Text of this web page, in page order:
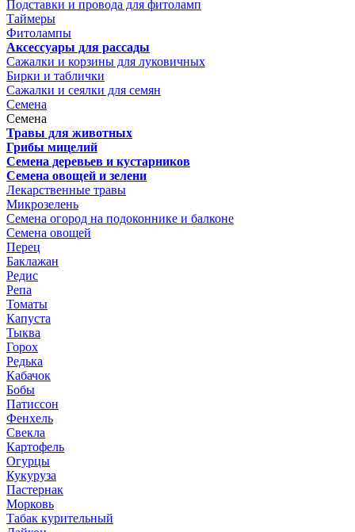
Подставки и провода для фитоламп
Таймеры
Фитолампы
Аксессуары для рассады
Сажалки и корзины для луковичных
Бирки и таблички
Сажалки и сеялки для семян
Семена
Семена
Травы для животных
Грибы мицелий
Семена деревьев и кустарников
Семена овощей и зелени
Лекарственные травы
Микрозелень
Семена огород на подоконнике и балконе
Семена овощей
Перец
Баклажан
Редис
Репа
Томаты
Капуста
Тыква
Горох
Редька
Кабачок
Бобы
Патиссон
Фенхель
Свекла
Картофель
Огурцы
Кукуруза
Пастернак
Морковь
Табак курительный